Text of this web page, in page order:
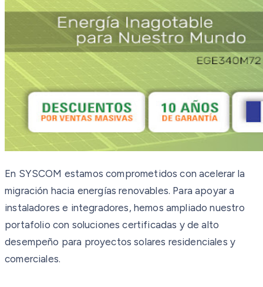
En SYSCOM estamos comprometidos con acelerar la
migración hacia energías renovables. Para apoyar a
instaladores e integradores, hemos ampliado nuestro
portafolio con soluciones certificadas y de alto
desempeño para proyectos solares residenciales y
comerciales.